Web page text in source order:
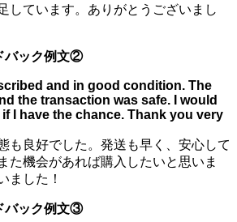
しています。ありがとうございまし
バック例文②
and in good condition. The
the transaction was safe. I would
I have the chance. Thank you very
も良好でした。発送も早く、安心して
た機会があれば購入したいと思いま
ました！
バック例文③